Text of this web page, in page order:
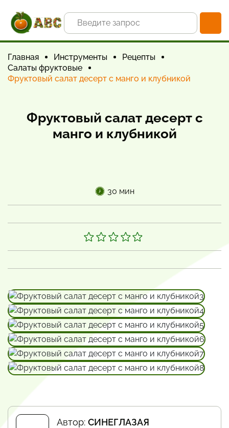
Главная Инструменты
Рецепты
Салаты фруктовые
Фруктовый салат десерт с манго и клубникой
Фруктовый салат десерт с
манго и клубникой
30 мин
Автор: СИНЕГЛАЗАЯ